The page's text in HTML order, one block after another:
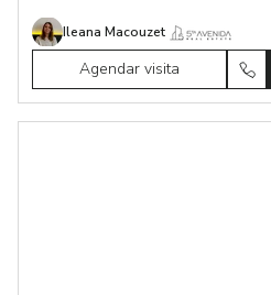
Ileana Macouzet
Agendar visita